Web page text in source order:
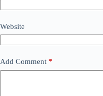
Website
Add Comment *